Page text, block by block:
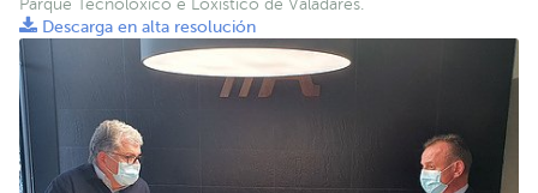
Parque Tecnolóxico e Loxístico de Valadares.
Descarga en alta resolución